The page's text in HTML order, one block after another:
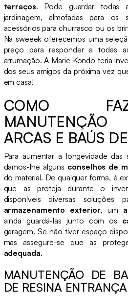
terraços. Pode guardar todas
jardinagem, almofadas para os
acessórios para churrasco ou os
Na sweeek oferecemos uma
preço para responder a todas
arrumação. A Marie Kondo teria
dos seus amigos da próxima vez
em casa!
COMO
ARCAS E BAÚS
Para aumentar a longevidade das
damos-lhe alguns conselhos de
do material. De qualquer forma, é
que as proteja durante o
disponíveis diversas soluções
armazenamento exterior, um
ainda guardá-las junto com os
garagem. Se não tiver espaço
mas assegure-se que as
adequada.
MANUTENÇÃO DE
DE RESINA